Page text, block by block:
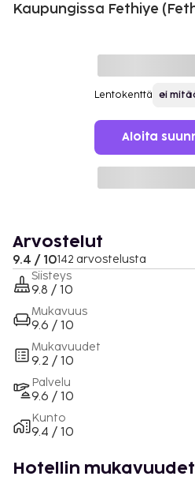
Kaupungissa Fethiye
Lentokenttä
Aloita
Arvostelut
9.4 / 10142 arvostelusta
Siisteys
9.8 / 10
Mukavuus
9.6 / 10
Mukavuudet
9.2 / 10
Palvelu
9.6 / 10
Kunto
9.4 / 10
Hotellin mukavuudet